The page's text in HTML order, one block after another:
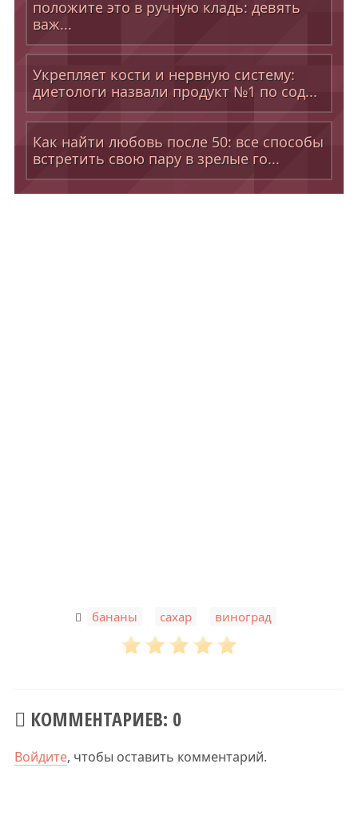
положите это в ручную кладь: девять
важ...
Укрепляет кости и нервную систему:
диетологи назвали продукт №1 по сод...
Как найти любовь после 50: все способы
встретить свою пару в зрелые го...
бананы сахар виноград
КОММЕНТАРИЕВ: 0
Войдите, чтобы оставить комментарий.